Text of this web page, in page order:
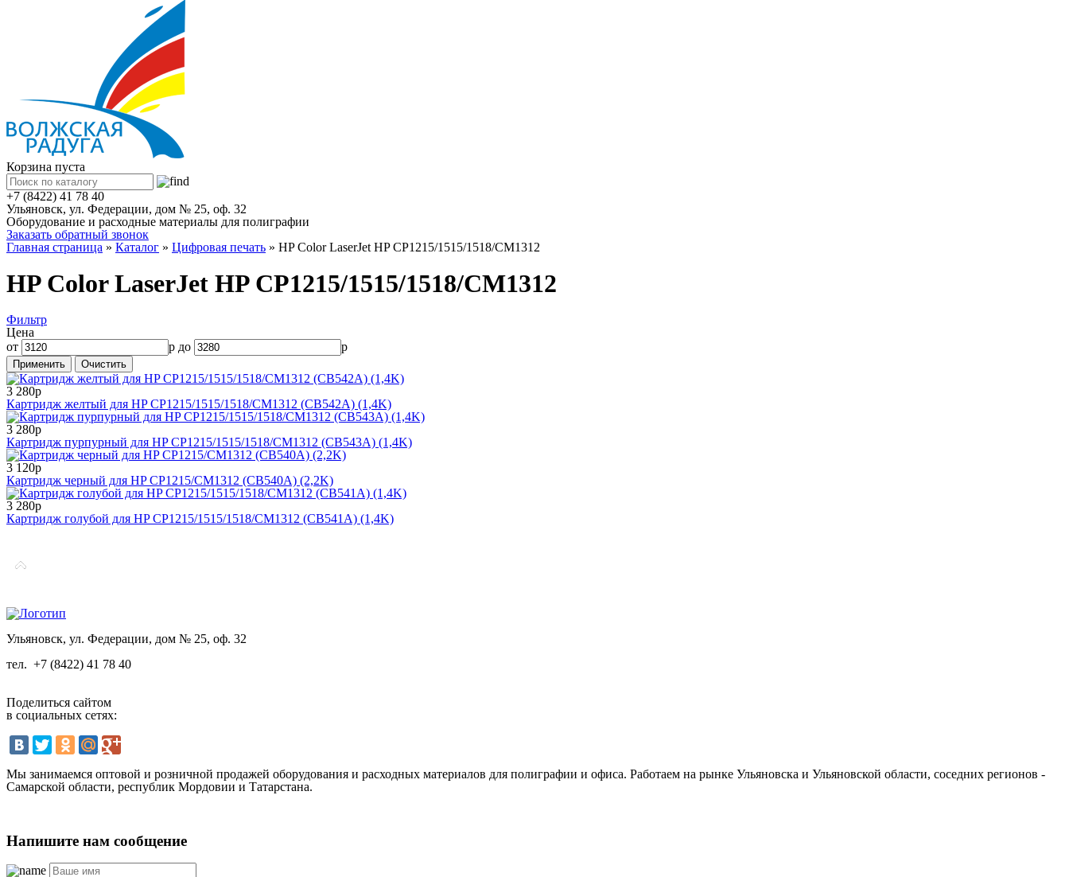
Корзина пуста
+7 (8422) 41 78 40
Ульяновск, ул. Федерации, дом № 25, оф. 32
Оборудование и расходные материалы для полиграфии
Заказать обратный звонок
Главная страница » Каталог » Цифровая печать » HP Color LaserJet HP CP1215/1515/1518/CM1312
HP Color LaserJet HP CP1215/1515/1518/CM1312
Фильтр
Цена
от
р до р
3 280р
Картридж желтый для HP CP1215/1515/1518/CM1312 (CB542A) (1,4K)
3 280р
Картридж пурпурный для HP CP1215/1515/1518/CM1312 (CB543A) (1,4K)
3 120р
Картридж черный для HP CP1215/CM1312 (CB540A) (2,2K)
3 280р
Картридж голубой для HP CP1215/1515/1518/CM1312 (CB541A) (1,4K)
Ульяновск, ул. Федерации, дом № 25, оф. 32
тел. +7 (8422) 41 78 40
Поделиться сайтом
в социальных сетях:
Мы занимаемся оптовой и розничной продажей оборудования и расходных материалов для полиграфии и офиса. Работаем на рынке Ульяновска и Ульяновской области, соседних регионов -
Самарской области, республик Мордовии и Татарстана.
Напишите нам сообщение